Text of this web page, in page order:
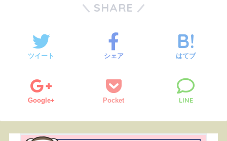
SHARE
ツイート シェア はてブ
Google+ Pocket LINE